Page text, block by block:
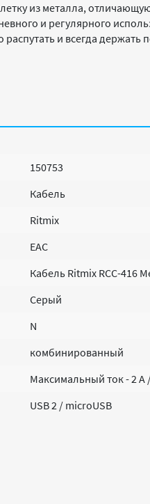
из металла,
и регулярного
и всегда держать
150753
Кабель
Ritmix
EAC
Кабель Ritmix RCC-416
Серый
N
комбинированный
Максимальный ток - 2 А
USB 2 / microUSB